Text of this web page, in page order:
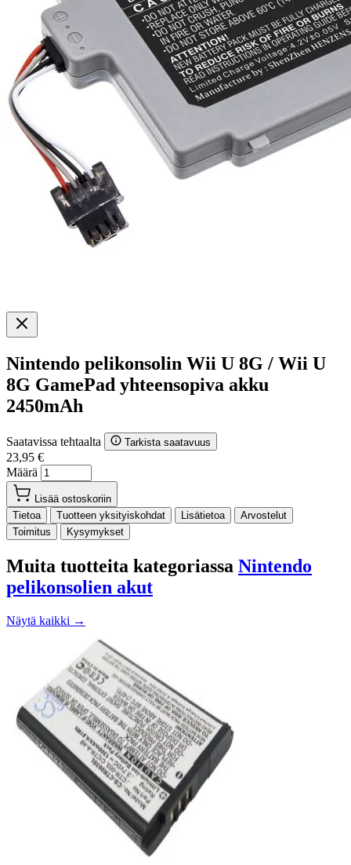
Nintendo pelikonsolin Wii U 8G / Wii U
8G GamePad yhteensopiva akku
2450mAh
Saatavissa tehtaalta Tarkista saatavuus
23,95 €
Määrä
Lisää ostoskoriin
Tietoa
Tuotteen yksityiskohdat Lisätietoa
Arvostelut
Toimitus
Kysymykset
Muita tuotteita kategoriassa Nintendo
pelikonsolien akut
Näytä kaikki →